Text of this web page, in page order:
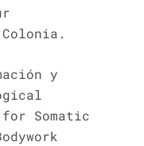
y
Somatic